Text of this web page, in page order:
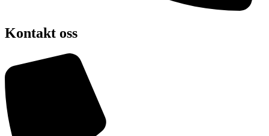
Kontakt oss